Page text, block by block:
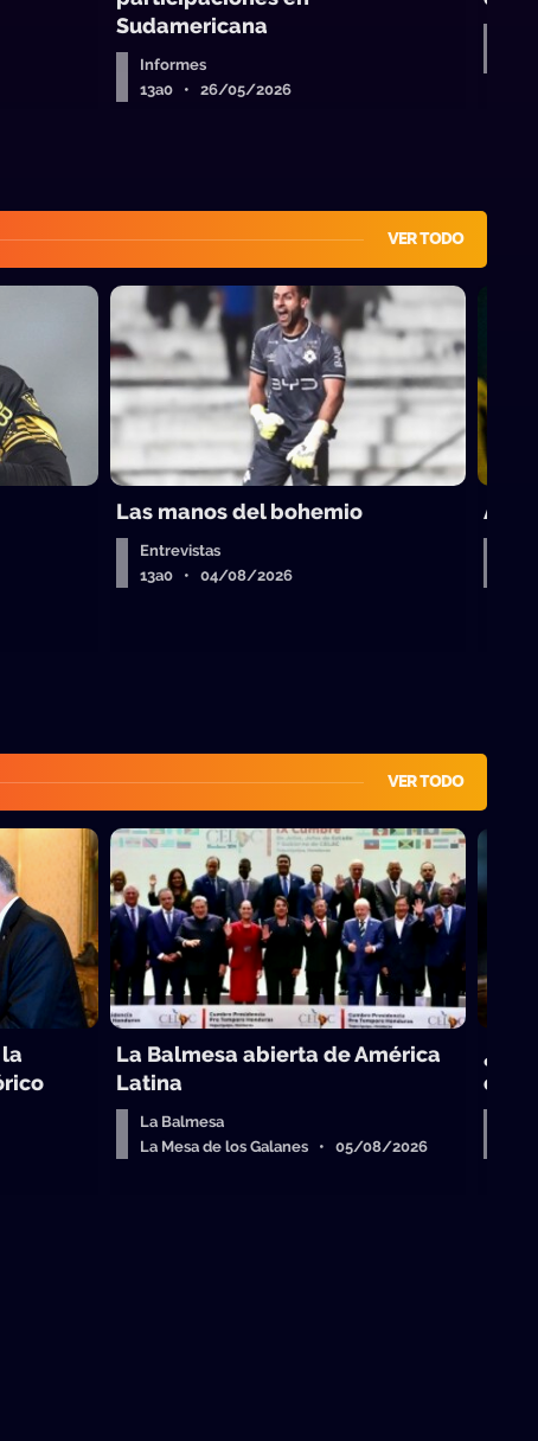
Sudamericana
Informes
13a0 • 26/05/2026
VER TODO
Las manos del bohemio
Entrevistas
13a0 • 04/08/2026
A
VER TODO
La Balmesa abierta de América
Latina
La Balmesa
La Mesa de los Galanes • 05/08/2026